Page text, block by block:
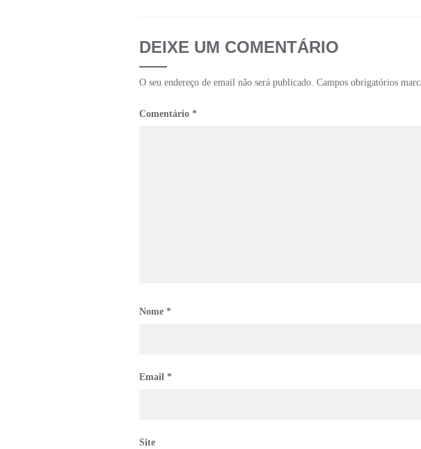
DEIXE UM COMENTÁRIO
O seu endereço de email não será publicado. Campos obrigatórios
Comentário *
Nome *
Email *
Site